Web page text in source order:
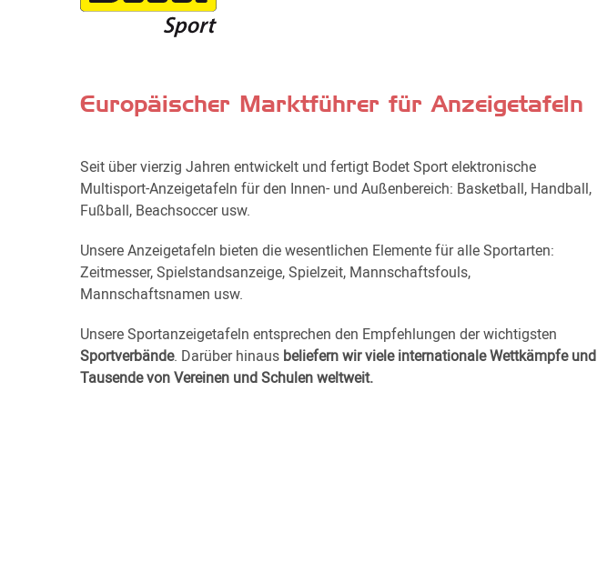
Europäischer Marktführer für Anzeigetafeln
Seit über vierzig Jahren entwickelt und fertigt Bodet Sport elektronische
Multisport-Anzeigetafeln für den Innen- und Außenbereich: Basketball, Handball,
Fußball, Beachsoccer usw.
Unsere Anzeigetafeln bieten die wesentlichen Elemente für alle Sportarten:
Zeitmesser, Spielstandsanzeige, Spielzeit, Mannschaftsfouls,
Mannschaftsnamen usw.
Unsere Sportanzeigetafeln entsprechen den Empfehlungen der wichtigsten
Sportverbände. Darüber hinaus beliefern wir viele internationale Wettkämpfe und
Tausende von Vereinen und Schulen weltweit.